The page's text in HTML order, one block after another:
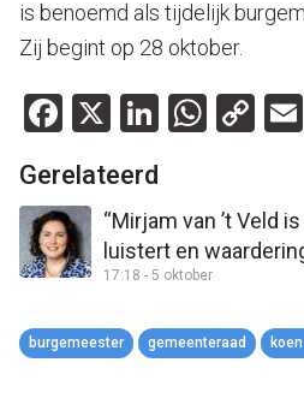
is benoemd als tijdelijk
Zij begint op 28 oktober.
Facebook
X LinkedIn
Gerelateerd
“Mirjam van ’t Veld
luistert en
verpleegkundige
17:18 - 5 oktober
burgemeester gemeenteraad